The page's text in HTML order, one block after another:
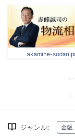
akamine-
ジャンル: 金融